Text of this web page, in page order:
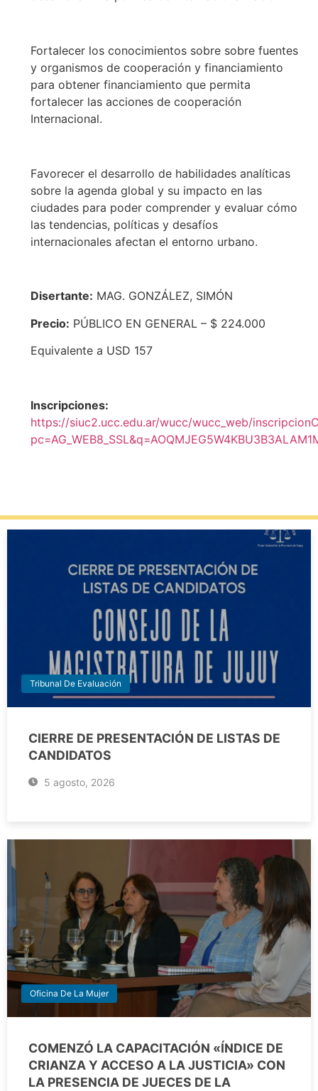
Fortalecer los conocimientos sobre sobre fuentes
y organismos de cooperación y financiamiento
para obtener financiamiento que permita
fortalecer las acciones de cooperación
Internacional.
Favorecer el desarrollo de habilidades analíticas
sobre la agenda global y su impacto en las
ciudades para poder comprender y evaluar cómo
las tendencias, políticas y desafíos
internacionales afectan el entorno urbano.
Disertante: MAG. GONZÁLEZ, SIMÓN
Precio: PÚBLICO EN GENERAL – $ 224.000
Equivalente a USD 157
Inscripciones:
https://siuc2.ucc.edu.ar/wucc/wucc_web/
Tribunal De Evaluación
CIERRE DE PRESENTACIÓN DE LISTAS DE
CANDIDATOS
5 agosto, 2026
Oficina De La Mujer
COMENZÓ LA CAPACITACIÓN «ÍNDICE DE
CRIANZA Y ACCESO A LA JUSTICIA» CON
LA PRESENCIA DE JUECES DE LA